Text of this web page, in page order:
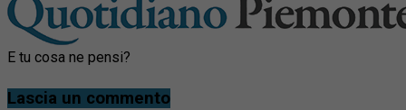
E tu cosa ne pensi?
Lascia un commento